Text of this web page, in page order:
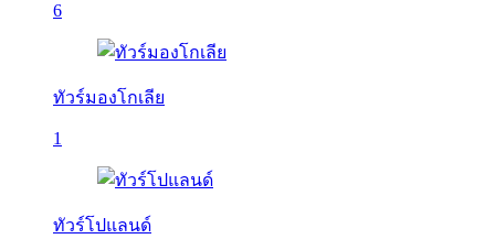
6
ทัวร์มองโกเลีย
1
ทัวร์โปแลนด์